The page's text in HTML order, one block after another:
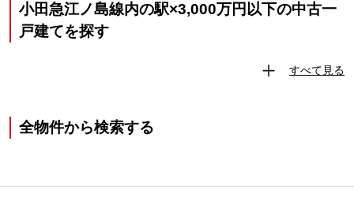
小田急江ノ島線内の駅×3,000万円以下の中古一
戸建てを探す
すべて見る
全物件から検索する